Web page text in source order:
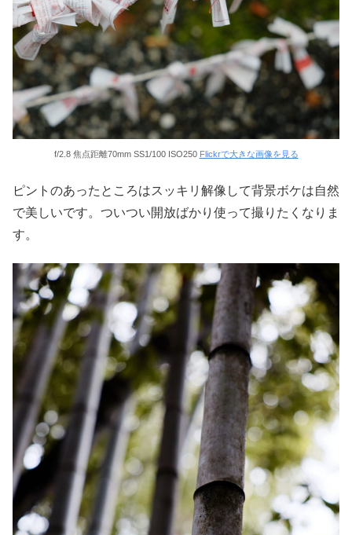
f/2.8 焦点距離70mm SS1/100 ISO250 Flickrで大きな画像を見る
ピントのあったところはスッキリ解像して背景ボケは自然
で美しいです。ついつい開放ばかり使って撮りたくなりま
す。